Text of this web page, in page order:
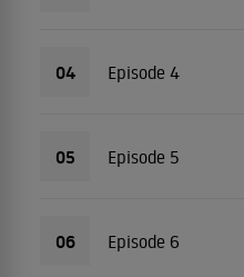
04 Episode 4
05 Episode 5
06 Episode 6